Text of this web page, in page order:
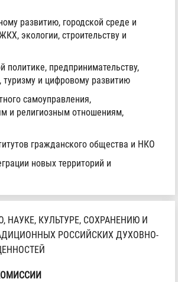
развитию, городской среде и
экологии, строительству и
политике, предпринимательству,
и цифровому развитию
самоуправления,
и религиозным отношениям,
гражданского общества и НКО
новых территорий и
НАУКЕ, КУЛЬТУРЕ, СОХРАНЕНИЮ И
РОССИЙСКИХ ДУХОВНО-